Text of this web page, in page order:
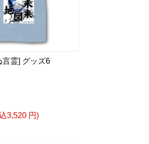
ケル
言霊] グッズ6
3,520 円)